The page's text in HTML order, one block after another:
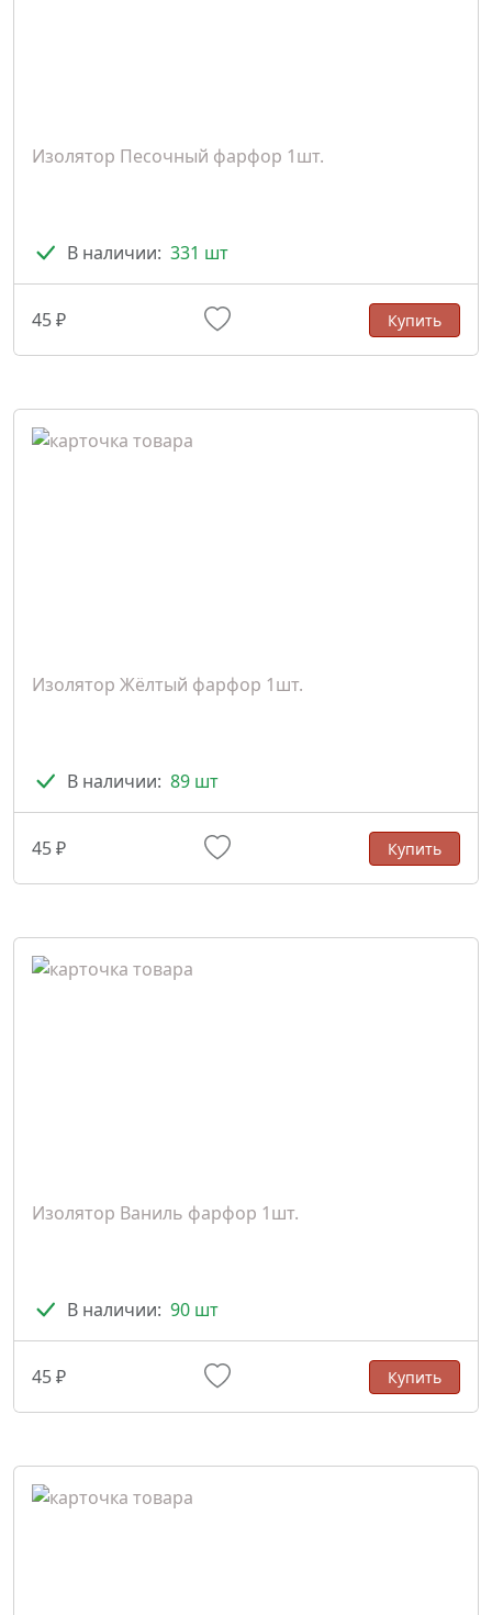
Изолятор Песочный фарфор 1шт.
В наличии: 331 шт
45 ₽ Купить
Изолятор Жёлтый фарфор 1шт.
В наличии: 89 шт
45 ₽ Купить
Изолятор Ваниль фарфор 1шт.
В наличии: 90 шт
45 ₽ Купить